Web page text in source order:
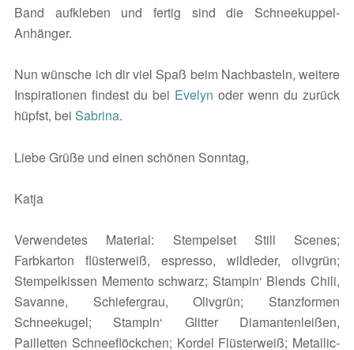
Band aufkleben und fertig sind die Schneekuppel-
Anhänger.
Nun wünsche ich dir viel Spaß beim Nachbasteln, weitere
Inspirationen findest du bei Evelyn oder wenn du zurück
hüpfst, bei Sabrina.
Liebe Grüße und einen schönen Sonntag,
Katja
Verwendetes Material: Stempelset Still Scenes;
Farbkarton flüsterweiß, espresso, wildleder, olivgrün;
Stempelkissen Memento schwarz; Stampin‘ Blends Chili,
Savanne, Schiefergrau, Olivgrün; Stanzformen
Schneekugel; Stampin‘ Glitter Diamantenleißen,
Pailletten Schneeflöckchen; Kordel Flüsterweiß; Metallic-